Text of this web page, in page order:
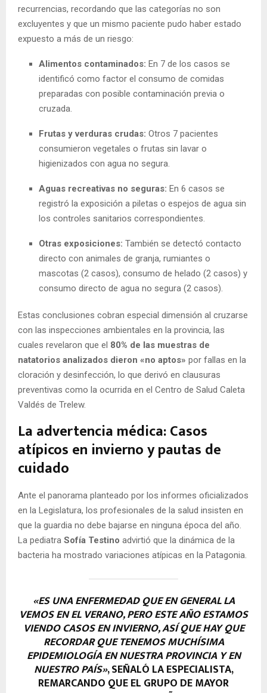
recurrencias, recordando que las categorías no son
excluyentes y que un mismo paciente pudo haber estado
expuesto a más de un riesgo:
Alimentos contaminados: En 7 de los casos se
identificó como factor el consumo de comidas
preparadas con posible contaminación previa o
cruzada.
Frutas y verduras crudas: Otros 7 pacientes
consumieron vegetales o frutas sin lavar o
higienizados con agua no segura.
Aguas recreativas no seguras: En 6 casos se
registró la exposición a piletas o espejos de agua sin
los controles sanitarios correspondientes.
Otras exposiciones: También se detectó contacto
directo con animales de granja, rumiantes o
mascotas (2 casos), consumo de helado (2 casos) y
consumo directo de agua no segura (2 casos).
Estas conclusiones cobran especial dimensión al cruzarse
con las inspecciones ambientales en la provincia, las
cuales revelaron que el 80% de las muestras de
natatorios analizados dieron «no aptos» por fallas en la
cloración y desinfección, lo que derivó en clausuras
preventivas como la ocurrida en el Centro de Salud Caleta
Valdés de Trelew.
La advertencia médica: Casos
atípicos en invierno y pautas de
cuidado
Ante el panorama planteado por los informes oficializados
en la Legislatura, los profesionales de la salud insisten en
que la guardia no debe bajarse en ninguna época del año.
La pediatra Sofía Testino advirtió que la dinámica de la
bacteria ha mostrado variaciones atípicas en la Patagonia.
«ES UNA ENFERMEDAD QUE EN GENERAL LA
VEMOS EN EL VERANO, PERO ESTE AÑO ESTAMOS
VIENDO CASOS EN INVIERNO, ASÍ QUE HAY QUE
RECORDAR QUE TENEMOS MUCHÍSIMA
EPIDEMIOLOGÍA EN NUESTRA PROVINCIA Y EN
NUESTRO PAÍS», SEÑALÓ LA ESPECIALISTA,
REMARCANDO QUE EL GRUPO DE MAYOR